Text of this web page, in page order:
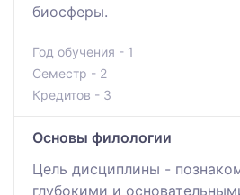
биосферы.
Год обучения - 1
Семестр - 2
Кредитов - 3
Основы филологии
Цель дисциплины -
глубокими и